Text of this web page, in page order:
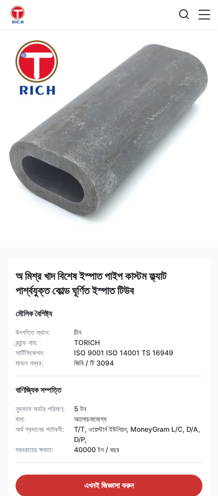
অ মিশ্র খাদ বিশেষ ইস্পাত পাইপ কাস্টম ফ্ল্যাট
পার্শ্বযুক্ত কোল্ড ঘূর্ণিত ইস্পাত টিউব
মৌলিক বৈশিষ্ট্য
উৎপত্তি স্থান:
চীন
ব্র্যান্ড নাম:
TORICH
সার্টিফিকেশন:
ISO 9001 ISO 14001 TS 16949
মডেল নম্বর:
জিবি / টি 3094
বাণিজ্যিক সম্পত্তি
ন্যূনতম অর্ডার পরিমাণ:
5 টন
দাম:
আলোচনাযোগ্য
অর্থ প্রদানের শর্তাবলী:
T/T, ওয়েস্টার্ন ইউনিয়ন, MoneyGram L/C, D/A,
D/P,
সরবরাহের ক্ষমতা:
40000 টন / বছর
এখনই জিজ্ঞাসা করুন